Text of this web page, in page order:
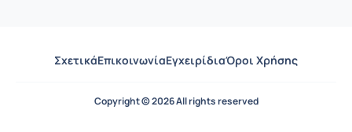
ΣχετικάΕπικοινωνίαΕγχειρίδιαΌροι Χρήσης
Copyright © 2026 All rights reserved